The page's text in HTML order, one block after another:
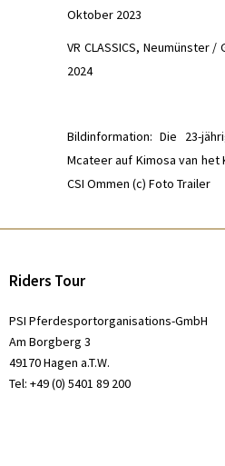
Oktober 2023
VR CLASSICS, Neumünster /
2024
Bildinformation: Die 23-
Mcateer auf Kimosa van
CSI Ommen (c) Foto Trailer
Riders Tour
PSI Pferdesportorganisations-GmbH
Am Borgberg 3
49170 Hagen a.T.W.
Tel: +49 (0) 5401 89 200